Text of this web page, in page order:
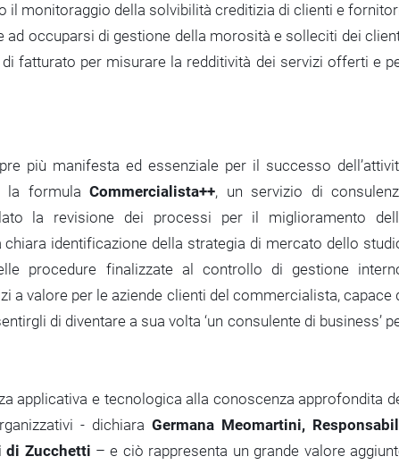
il monitoraggio della solvibilità creditizia di clienti e
ad occuparsi di gestione della morosità e solleciti dei
fatturato per misurare la redditività dei servizi offerti e
più manifesta ed essenziale per il successo
la formula Commercialista++, un servizio di
la revisione dei processi per il miglioramento
identificazione della strategia di mercato dello
procedure finalizzate al controllo di gestione
a valore per le aziende clienti del commercialista, capace
di diventare a sua volta ‘un consulente di business’
applicativa e tecnologica alla conoscenza approfondita
- dichiaraGermana Meomartini,
di Zucchetti – e ciò rappresenta un grande valore